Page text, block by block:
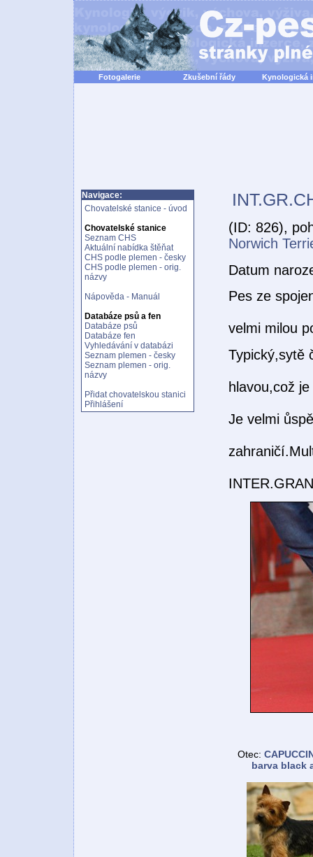
Fotogalerie Zkušební řády Kynologická
Navigace:
Chovatelské stanice - úvod
Chovatelské stanice
Seznam CHS
Aktuální nabídka štěňat
CHS podle plemen - česky
CHS podle plemen - orig.
názvy
Nápověda - Manuál
Databáze psů a fen
Databáze psů
Databáze fen
Vyhledávání v databázi
Seznam plemen - česky
Seznam plemen - orig.
názvy
Přidat chovatelskou stanici
Přihlášení
(ID: 826),
Norwich
Datum
Pes ze
velmi milou
Typický,sytě
hlavou,což
Je velmi
Otec:
barva black